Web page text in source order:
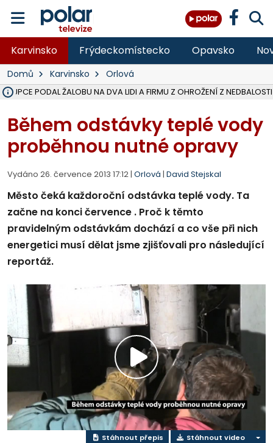
Karvinsko Frýdeckomístecko Opavsko
Domů Karvinsko Orlová
PODAL ŽALOBU NA DVA LIDI A FIRMU Z OHROŽENÍ Z NEDBALOSTI
Během odstávky teplé vody
proběhnou nutné opravy
Vydáno 26. července 2013 17:12 | Orlová | David Stejskal
Město čeká každoroční odstávka teplé vody. Ta
začne na konci července . Proč k těmto
pravidelným odstávkám dochází a co vše při nich
energetici musí dělat jsme zjišťovali pro následující
reportáž.
Přehrát
video
Stáhnout přepis Stáhnout video